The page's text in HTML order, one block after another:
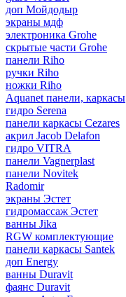
доп Мойдодыр
экраны мдф
электроника Grohe
скрытые части Grohe
панели Riho
ручки Riho
ножки Riho
Aquanet панели, каркасы
гидро Serena
панели каркасы Cezares
акрил Jacob Delafon
гидро VITRA
панели Vagnerplast
панели Novitek
Radomir
экраны Эстет
гидромассаж Эстет
ванны Jika
RGW комплектующие
панели каркасы Santek
доп Energy
ванны Duravit
фаянс Duravit